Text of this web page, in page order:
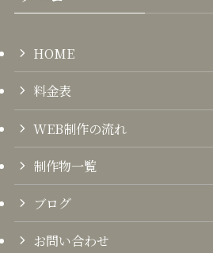
HOME
料金表
WEB制作の流れ
制作物一覧
ブログ
お問い合わせ